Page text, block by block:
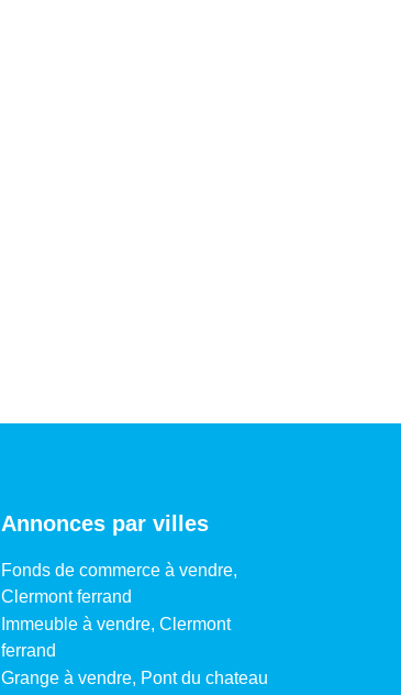
Annonces par villes
Fonds de commerce à vendre,
Clermont ferrand
Immeuble à vendre, Clermont
ferrand
Grange à vendre, Pont du chateau